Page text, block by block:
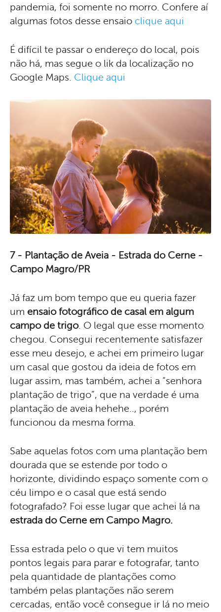
pandemia, foi somente no morro. Confere aí
algumas fotos desse ensaio clique aqui
É difícil te passar o endereço do local, pois
não há, mas segue o lik da localização no
Google Maps. Clique aqui
7 - Plantação de Aveia - Estrada do Cerne -
Campo Magro/PR
Já faz um bom tempo que eu queria fazer
um ensaio fotográfico de casal em algum
campo de trigo. O legal que esse momento
chegou. Consegui recentemente satisfazer
esse meu desejo, e achei em primeiro lugar
um casal que gostou da ideia de fotos em
lugar assim, mas também, achei a “senhora
plantação de trigo”, que na verdade é uma
plantação de aveia hehehe.., porém
funcionou da mesma forma.
Sabe aquelas fotos com uma plantação bem
dourada que se estende por todo o
horizonte, dividindo espaço somente com o
céu limpo e o casal que está sendo
fotografado? Foi esse lugar que achei lá na
estrada do Cerne em Campo Magro.
Essa estrada pelo o que vi tem muitos
pontos legais para parar e fotografar, tanto
pela quantidade de plantações como
também pelas plantações não serem
cercadas, então você consegue ir lá no meio